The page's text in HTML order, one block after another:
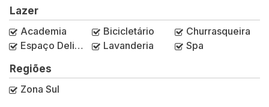
Lazer
Academia
Bicicletário
Churrasqueira
Espaço Delivery
Lavanderia
Spa
Regiões
Zona Sul